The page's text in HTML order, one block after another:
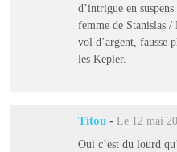
d’intrigue en
femme de Stanislas /
vol d’argent, fausse
les Kepler.
Titou - Le 12 mai
Oui c’est du lourd